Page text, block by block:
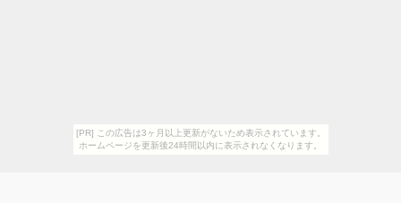
[PR] この広告は3ヶ月以上更新がないため表示されています。
ホームページを更新後24時間以内に表示されなくなります。